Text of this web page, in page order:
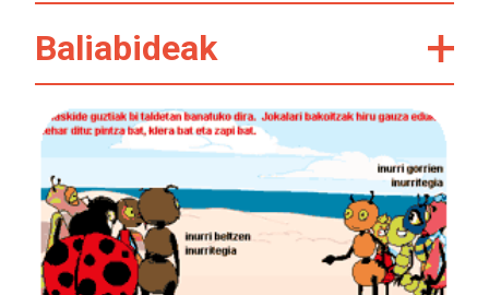
Baliabideak